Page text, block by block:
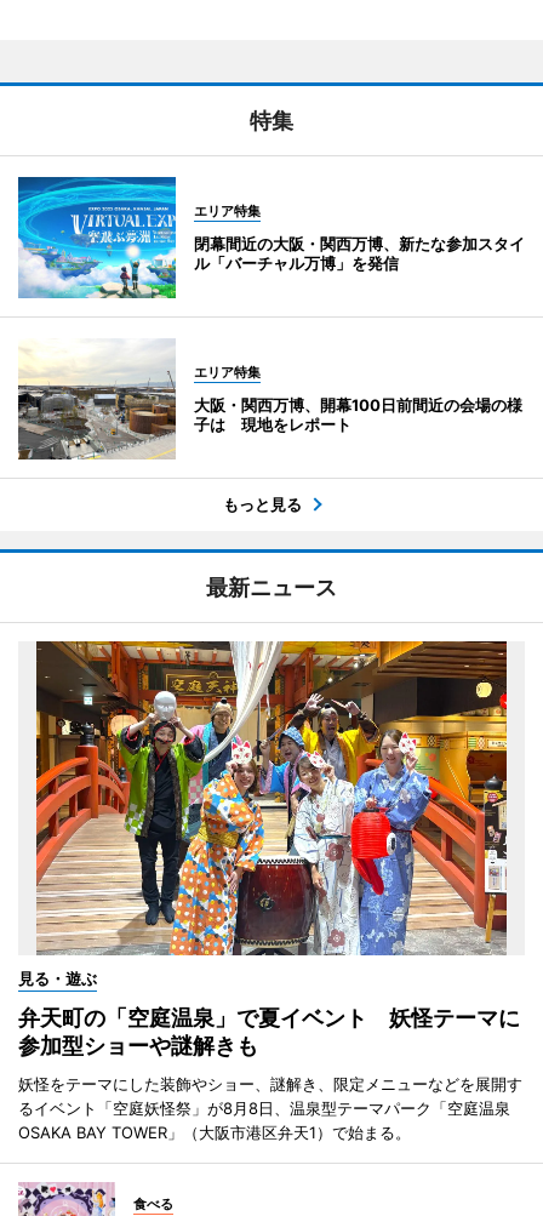
特集
エリア特集
閉幕間近の大阪・関西万博、新たな参加スタイ
ル「バーチャル万博」を発信
エリア特集
大阪・関西万博、開幕100日前間近の会場の様
子は 現地をレポート
もっと見る
最新ニュース
見る・遊ぶ
弁天町の「空庭温泉」で夏イベント 妖怪テーマに
参加型ショーや謎解きも
妖怪をテーマにした装飾やショー、謎解き、限定メニューなどを展開す
るイベント「空庭妖怪祭」が8月8日、温泉型テーマパーク「空庭温泉
OSAKA BAY TOWER」（大阪市港区弁天1）で始まる。
食べる